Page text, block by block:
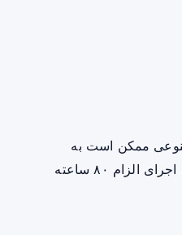
ممکن است به
مشمولان Medicaid برای اجرای الزام ۸۰ ساعته